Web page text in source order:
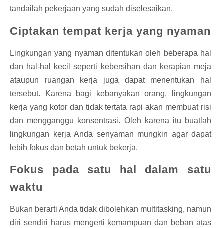
tandailah pekerjaan yang sudah diselesaikan.
Ciptakan tempat kerja yang nyaman
Lingkungan yang nyaman ditentukan oleh beberapa hal
dan hal-hal kecil seperti kebersihan dan kerapian meja
ataupun ruangan kerja juga dapat menentukan hal
tersebut. Karena bagi kebanyakan orang, lingkungan
kerja yang kotor dan tidak tertata rapi akan membuat risi
dan mengganggu konsentrasi. Oleh karena itu buatlah
lingkungan kerja Anda senyaman mungkin agar dapat
lebih fokus dan betah untuk bekerja.
Fokus pada satu hal dalam satu
waktu
Bukan berarti Anda tidak dibolehkan multitasking, namun
diri sendiri harus mengerti kemampuan dan beban atas